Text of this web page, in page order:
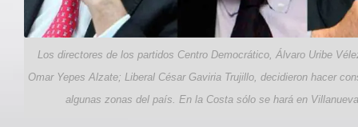
Los directores de los partidos Centro Democrático, Álvaro Uribe
Omar Yepes Alzate; Liberal César Gaviria Trujillo, decidieron hacer
algunas zonas del país. En la Costa sólo se hará en